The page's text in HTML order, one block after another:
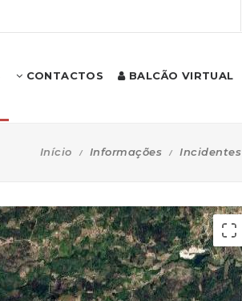
CONTACTOS BALCÃO VIRTUAL
Início Informações Incidentes